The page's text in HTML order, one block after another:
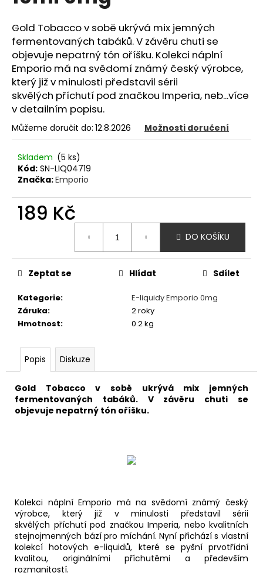
hvězdiček.
Gold Tobacco v sobě ukrývá mix jemných
fermentovaných tabáků. V závěru chuti se
objevuje nepatrný tón oříšku. Kolekci náplní
Emporio má na svědomí známý český výrobce,
který již v minulosti představil sérii
skvělých příchutí pod značkou Imperia, neb...více
v detailním popisu.
Můžeme doručit do: 12.8.2026 Možnosti doručení
Skladem (5 ks)
Kód: SN-LIQ04719
Značka:Emporio
189 Kč
DO KOŠÍKU
Kategorie:
E-liquidy Emporio 0mg
Záruka:
2 roky
Hmotnost: 0.2 kg
Zeptat se Hlídat Sdílet
Popis Diskuze
Gold Tobacco v sobě ukrývá mix jemných
fermentovaných tabáků. V závěru chuti se
objevuje nepatrný tón oříšku.
Kolekci náplní Emporio má na svědomí známý český
výrobce, který již v minulosti představil sérii
skvělých příchutí pod značkou Imperia, nebo kvalitních
stejnojmenných bází pro míchání. Nyní přichází s vlastní
kolekcí hotových e-liquidů, které se pyšní prvotřídní
kvalitou, originálními příchutěmi a především
rozmanitostí.
j
í
t
?
D
o
u
e
m
e
ASPIRE
NAUTILUS
BVC
1,8
OHM